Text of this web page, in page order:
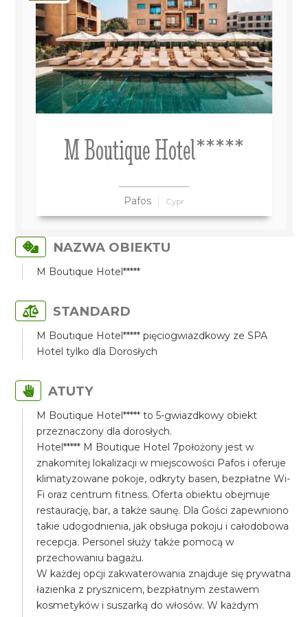
M Boutique Hotel*****
Pafos Cypr
NAZWA OBIEKTU
M Boutique Hotel*****
STANDARD
M Boutique Hotel***** pięciogwiazdkowy ze SPA
Hotel tylko dla Dorosłych
ATUTY
M Boutique Hotel***** to 5-gwiazdkowy obiekt
przeznaczony dla dorosłych.
Hotel***** M Boutique Hotel 7położony jest w
znakomitej lokalizacji w miejscowości Pafos i oferuje
klimatyzowane pokoje, odkryty basen, bezpłatne Wi-
Fi oraz centrum fitness. Oferta obiektu obejmuje
restaurację, bar, a także saunę. Dla Gości zapewniono
takie udogodnienia, jak obsługa pokoju i całodobowa
recepcja. Personel służy także pomocą w
przechowaniu bagażu.
W każdej opcji zakwaterowania znajduje się prywatna
łazienka z prysznicem, bezpłatnym zestawem
kosmetyków i suszarką do włosów. W każdym